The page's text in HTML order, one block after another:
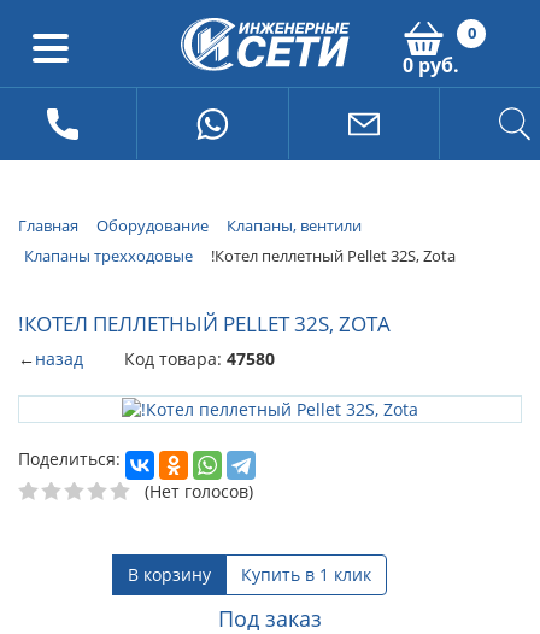
0
0 руб.
Главная Оборудование
Клапаны, вентили
Клапаны трехходовые
!Котел пеллетный Pellet 32S, Zota
!КОТЕЛ ПЕЛЛЕТНЫЙ PELLET 32S, ZOTA
←назад Код товара: 47580
Поделиться:
(Нет голосов)
В корзину Купить в 1 клик
Под заказ